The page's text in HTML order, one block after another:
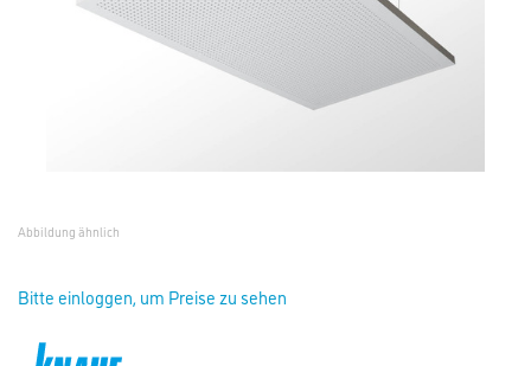
Abbildung ähnlich
Bitte einloggen, um Preise zu sehen